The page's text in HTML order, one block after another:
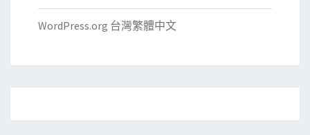
WordPress.org 台灣繁體中文